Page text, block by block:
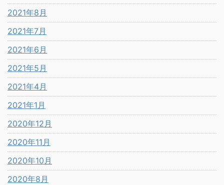
2021年8月
2021年7月
2021年6月
2021年5月
2021年4月
2021年1月
2020年12月
2020年11月
2020年10月
2020年8月